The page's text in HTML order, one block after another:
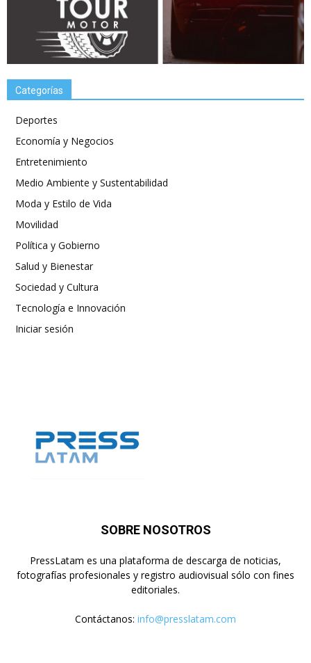
Categorías
Deportes
Economía y Negocios
Entretenimiento
Medio Ambiente y Sustentabilidad
Moda y Estilo de Vida
Movilidad
Política y Gobierno
Salud y Bienestar
Sociedad y Cultura
Tecnología e Innovación
Iniciar sesión
SOBRE NOSOTROS
PressLatam es una plataforma de descarga de noticias,
fotografías profesionales y registro audiovisual sólo con fines
editoriales.
Contáctanos: info@presslatam.com